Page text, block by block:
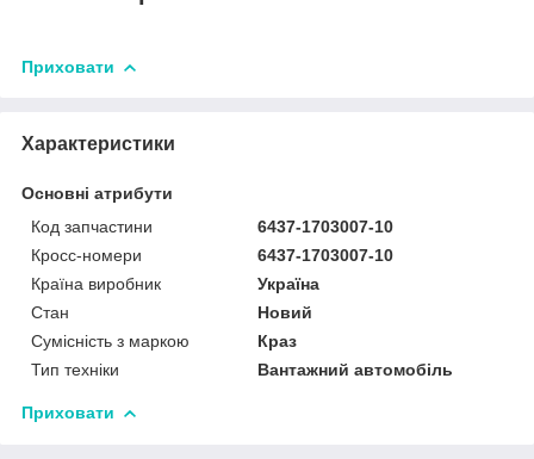
Приховати
Характеристики
Основні атрибути
Код запчастини
6437-1703007-10
Кросс-номери
6437-1703007-10
Країна виробник
Україна
Стан
Новий
Сумісність з маркою
Краз
Тип техніки
Вантажний автомобіль
Приховати